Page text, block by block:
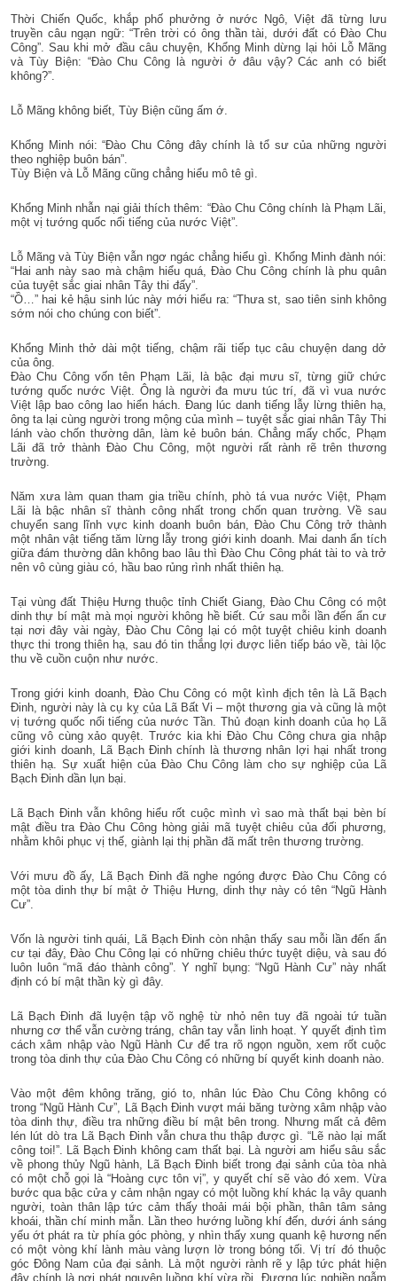
Thời Chiến Quốc, khắp phố phưởng ở nước Ngô, Việt đã từng lưu
truyền câu ngạn ngữ: “Trên trời có ông thần tài, dưới đất có Đào Chu
Công”. Sau khi mở đầu câu chuyện, Khổng Minh dừng lại hỏi Lỗ Mãng
và Tùy Biện: “Đào Chu Công là người ở đâu vậy? Các anh có biết
không?”.
Lỗ Mãng không biết, Tùy Biện cũng ấm ớ.
Khổng Minh nói: “Đào Chu Công đây chính là tổ sư của những người
theo nghiệp buôn bán”.
Tùy Biện và Lỗ Mãng cũng chẳng hiểu mô tê gì.
Khổng Minh nhẫn nại giải thích thêm: “Đào Chu Công chính là Phạm Lãi,
một vị tướng quốc nổi tiếng của nước Việt”.
Lỗ Mãng và Tùy Biện vẫn ngơ ngác chẳng hiểu gì. Khổng Minh đành nói:
“Hai anh này sao mà chậm hiểu quá, Đào Chu Công chính là phu quân
của tuyệt sắc giai nhân Tây thi đấy”.
“Ồ…” hai kẻ hậu sinh lúc này mới hiểu ra: “Thưa st, sao tiên sinh không
sớm nói cho chúng con biết”.
Khổng Minh thở dài một tiếng, chậm rãi tiếp tục câu chuyện dang dở
của ông.
Đào Chu Công vốn tên Phạm Lãi, là bậc đại mưu sĩ, từng giữ chức
tướng quốc nước Việt. Ông là người đa mưu túc trí, đã vì vua nước
Việt lập bao công lao hiển hách. Đang lúc danh tiếng lẫy lừng thiên hạ,
ông ta lại cùng người trong mộng của mình – tuyệt sắc giai nhân Tây Thi
lánh vào chốn thường dân, làm kẻ buôn bán. Chẳng mấy chốc, Phạm
Lãi đã trở thành Đào Chu Công, một người rất rành rẽ trên thương
trường.
Năm xưa làm quan tham gia triều chính, phò tá vua nước Việt, Phạm
Lãi là bậc nhân sĩ thành công nhất trong chốn quan trường. Về sau
chuyển sang lĩnh vực kinh doanh buôn bán, Đào Chu Công trở thành
một nhân vật tiếng tăm lừng lẫy trong giới kinh doanh. Mai danh ẩn tích
giữa đám thường dân không bao lâu thì Đào Chu Công phát tài to và trở
nên vô cùng giàu có, hầu bao rủng rình nhất thiên hạ.
Tại vùng đất Thiệu Hưng thuộc tỉnh Chiết Giang, Đào Chu Công có một
dinh thự bí mật mà mọi người không hề biết. Cứ sau mỗi lần đến ẩn cư
tại nơi đây vài ngày, Đào Chu Công lại có một tuyệt chiêu kinh doanh
thực thi trong thiên hạ, sau đó tin thắng lợi được liên tiếp báo về, tài lộc
thu về cuồn cuộn như nước.
Trong giới kinh doanh, Đào Chu Công có một kình địch tên là Lã Bạch
Đinh, người này là cụ kỵ của Lã Bất Vi – một thương gia và cũng là một
vị tướng quốc nổi tiếng của nước Tần. Thủ đoạn kinh doanh của họ Lã
cũng vô cùng xảo quyệt. Trước kia khi Đào Chu Công chưa gia nhập
giới kinh doanh, Lã Bạch Đinh chính là thương nhân lợi hại nhất trong
thiên hạ. Sự xuất hiện của Đào Chu Công làm cho sự nghiệp của Lã
Bạch Đinh dần lụn bại.
Lã Bạch Đinh vẫn không hiểu rốt cuộc mình vì sao mà thất bại bèn bí
mật điều tra Đào Chu Công hòng giải mã tuyệt chiêu của đối phương,
nhằm khôi phục vị thế, giành lại thị phần đã mất trên thương trường.
Với mưu đồ ấy, Lã Bạch Đinh đã nghe ngóng được Đào Chu Công có
một tòa dinh thự bí mật ở Thiệu Hưng, dinh thự này có tên “Ngũ Hành
Cư”.
Vốn là người tinh quái, Lã Bạch Đinh còn nhận thấy sau mỗi lần đến ẩn
cư tại đây, Đào Chu Công lại có những chiêu thức tuyệt diệu, và sau đó
luôn luôn “mã đáo thành công”. Y nghĩ bụng: “Ngũ Hành Cư” này nhất
định có bí mật thần kỳ gì đây.
Lã Bạch Đinh đã luyện tập võ nghệ từ nhỏ nên tuy đã ngoài tứ tuần
nhưng cơ thể vẫn cường tráng, chân tay vẫn linh hoạt. Y quyết định tìm
cách xâm nhập vào Ngũ Hành Cư để tra rõ ngọn nguồn, xem rốt cuộc
trong tòa dinh thự của Đào Chu Công có những bí quyết kinh doanh nào.
Vào một đêm không trăng, gió to, nhân lúc Đào Chu Công không có
trong “Ngũ Hành Cư”, Lã Bạch Đinh vượt mái băng tường xâm nhập vào
tòa dinh thự, điều tra những điều bí mật bên trong. Nhưng mất cả đêm
lén lút dò tra Lã Bạch Đinh vẫn chưa thu thập được gì. “Lẽ nào lại mất
công toi!”. Lã Bạch Đinh không cam thất bại. Là người am hiểu sâu sắc
về phong thủy Ngũ hành, Lã Bạch Đinh biết trong đại sảnh của tòa nhà
có một chỗ gọi là “Hoàng cực tôn vị”, y quyết chí sẽ vào đó xem. Vừa
bước qua bậc cửa y cảm nhận ngay có một luồng khí khác lạ vây quanh
người, toàn thân lập tức cảm thấy thoải mái bội phần, thân tâm sảng
khoái, thần chí minh mẫn. Lần theo hướng luồng khí đến, dưới ánh sáng
yếu ớt phát ra từ phía góc phòng, y nhìn thấy xung quanh kệ hương nến
có một vòng khí lành màu vàng lượn lờ trong bóng tối. Vị trí đó thuộc
góc Đông Nam của đại sảnh. Là một người rành rẽ y lập tức phát hiện
đây chính là nơi phát nguyên luồng khí vừa rồi. Đương lúc nghiền ngẫm